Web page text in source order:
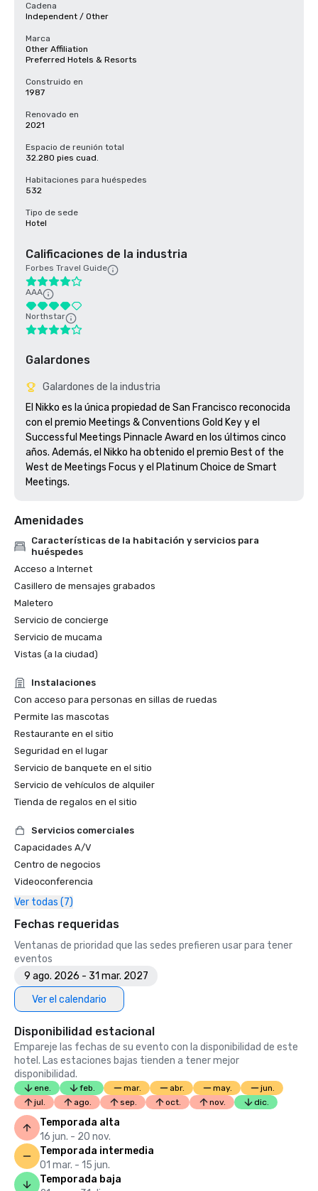
Cadena
Independent / Other
Marca
Other Affiliation
Preferred Hotels & Resorts
Construido en
1987
Renovado en
2021
Espacio de reunión total
32.280 pies cuad.
Habitaciones para huéspedes
532
Tipo de sede
Hotel
Calificaciones de la industria
Forbes Travel Guide
AAA
Northstar
Galardones
Galardones de la industria
El Nikko es la única propiedad de San Francisco reconocida
con el premio Meetings & Conventions Gold Key y el
Successful Meetings Pinnacle Award en los últimos cinco
años. Además, el Nikko ha obtenido el premio Best of the
West de Meetings Focus y el Platinum Choice de Smart
Meetings.
Amenidades
Características de la habitación y servicios para
huéspedes
Acceso a Internet
Casillero de mensajes grabados
Maletero
Servicio de concierge
Servicio de mucama
Vistas (a la ciudad)
Instalaciones
Con acceso para personas en sillas de ruedas
Permite las mascotas
Restaurante en el sitio
Seguridad en el lugar
Servicio de banquete en el sitio
Servicio de vehículos de alquiler
Tienda de regalos en el sitio
Servicios comerciales
Capacidades A/V
Centro de negocios
Videoconferencia
Ver todas (7)
Fechas requeridas
Ventanas de prioridad que las sedes prefieren usar para tener
eventos
9 ago. 2026 - 31 mar. 2027
Ver el calendario
Disponibilidad estacional
Empareje las fechas de su evento con la disponibilidad de este
hotel. Las estaciones bajas tienden a tener mejor
disponibilidad.
ene. feb. mar. abr. may.
jun.
jul.
ago. sep. oct. nov. dic.
Temporada alta
16 jun. - 20 nov.
Temporada intermedia
01 mar. - 15 jun.
Temporada baja